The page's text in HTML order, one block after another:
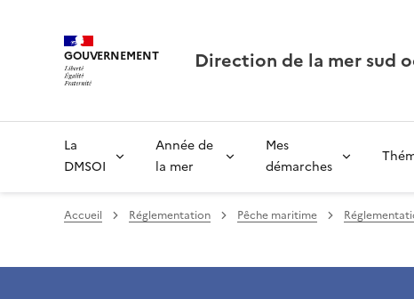
GOUVERNEMENT Direction de la mer sud
La
DMSOI
Année de
la mer
Mes
démarches
Accueil Réglementation Pêche maritime